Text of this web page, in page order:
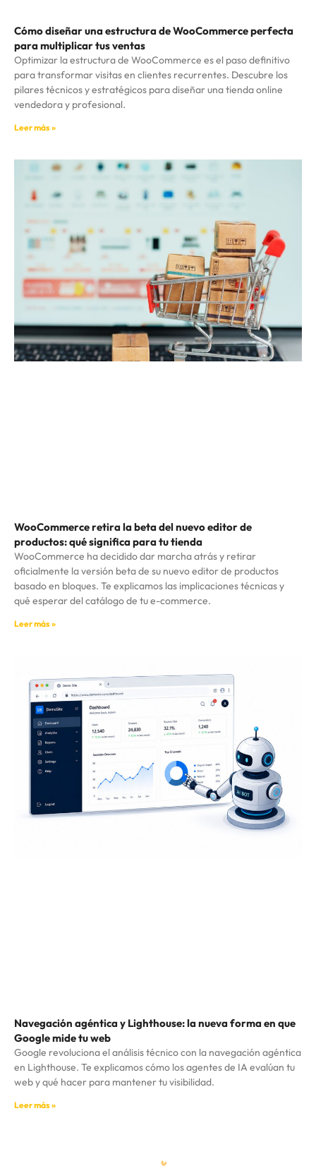
Cómo diseñar una estructura de WooCommerce perfecta
para multiplicar tus ventas
Optimizar la estructura de WooCommerce es el paso definitivo
para transformar visitas en clientes recurrentes. Descubre los
pilares técnicos y estratégicos para diseñar una tienda online
vendedora y profesional.
Leer más »
WooCommerce retira la beta del nuevo editor de
productos: qué significa para tu tienda
WooCommerce ha decidido dar marcha atrás y retirar
oficialmente la versión beta de su nuevo editor de productos
basado en bloques. Te explicamos las implicaciones técnicas y
qué esperar del catálogo de tu e-commerce.
Leer más »
Navegación agéntica y Lighthouse: la nueva forma en que
Google mide tu web
Google revoluciona el análisis técnico con la navegación agéntica
en Lighthouse. Te explicamos cómo los agentes de IA evalúan tu
web y qué hacer para mantener tu visibilidad.
Leer más »